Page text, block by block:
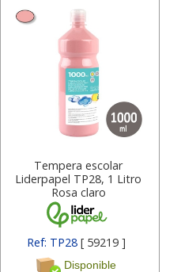
Tempera escolar
Liderpapel TP28, 1 Litro
Rosa claro
Ref: TP28 [ 59219 ]
Disponible